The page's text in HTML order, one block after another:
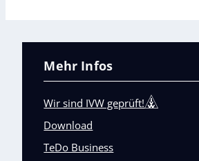
Mehr Infos
Wir sind IVW geprüft!
Download
TeDo Business